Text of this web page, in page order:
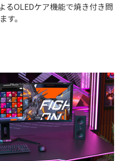
るOLEDケア機能で焼き付き問
す。